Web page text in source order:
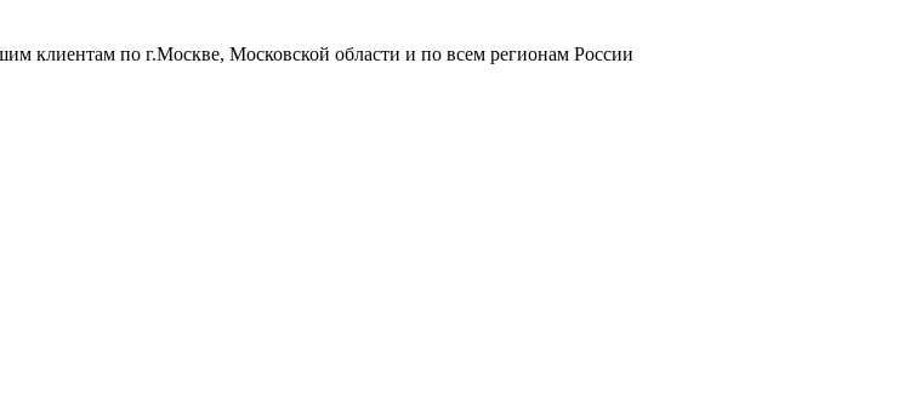
клиентам по г.Москве, Московской области и по всем регионам России